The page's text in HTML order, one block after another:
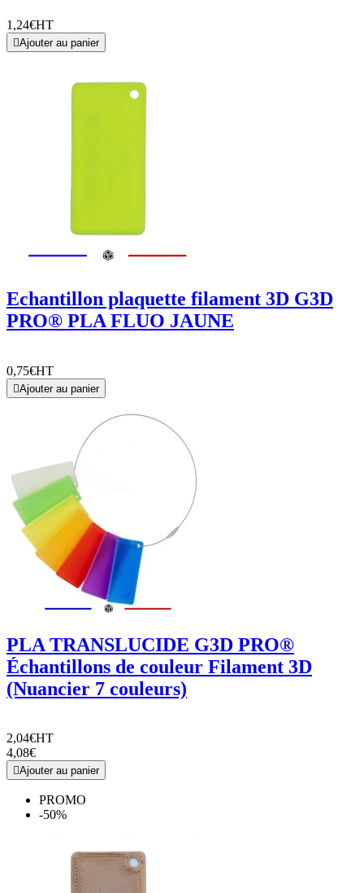
1,24€HT
Ajouter au panier
Echantillon plaquette filament 3D G3D
PRO® PLA FLUO JAUNE
0,75€HT
Ajouter au panier
PLA TRANSLUCIDE G3D PRO®
Échantillons de couleur Filament 3D
(Nuancier 7 couleurs)
2,04€HT
4,08€
Ajouter au panier
PROMO
-50%